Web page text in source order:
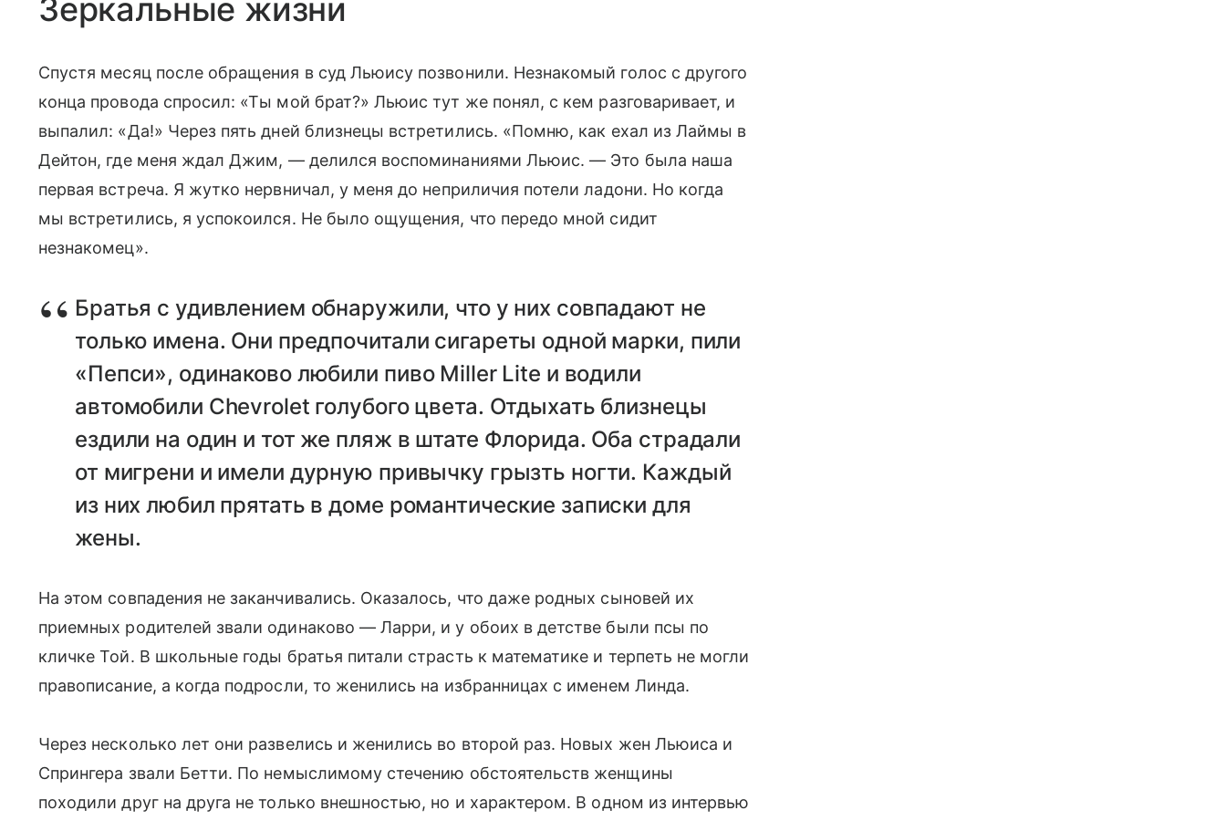
Зеркальные жизни
Спустя месяц после обращения в суд Льюису позвонили. Незнакомый голос с другого
конца провода спросил: «Ты мой брат?» Льюис тут же понял, с кем разговаривает, и
выпалил: «Да!» Через пять дней близнецы встретились. «Помню, как ехал из Лаймы в
Дейтон, где меня ждал Джим, — делился воспоминаниями Льюис. — Это была наша
первая встреча. Я жутко нервничал, у меня до неприличия потели ладони. Но когда
мы встретились, я успокоился. Не было ощущения, что передо мной сидит
незнакомец».
Братья с удивлением обнаружили, что у них совпадают не
только имена. Они предпочитали сигареты одной марки, пили
«Пепси», одинаково любили пиво Miller Lite и водили
автомобили Chevrolet голубого цвета. Отдыхать близнецы
ездили на один и тот же пляж в штате Флорида. Оба страдали
от мигрени и имели дурную привычку грызть ногти. Каждый
из них любил прятать в доме романтические записки для
жены.
На этом совпадения не заканчивались. Оказалось, что даже родных сыновей их
приемных родителей звали одинаково — Ларри, и у обоих в детстве были псы по
кличке Той. В школьные годы братья питали страсть к математике и терпеть не могли
правописание, а когда подросли, то женились на избранницах с именем Линда.
Через несколько лет они развелись и женились во второй раз. Новых жен Льюиса и
Спрингера звали Бетти. По немыслимому стечению обстоятельств женщины
походили друг на друга не только внешностью, но и характером. В одном из интервью